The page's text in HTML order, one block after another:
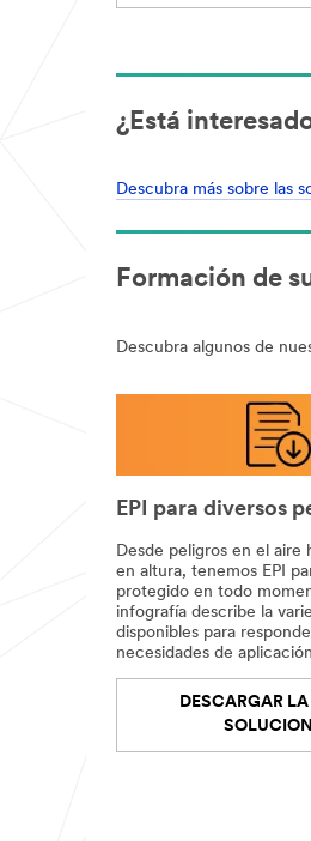
¿Está
Descubra más sobre las
Formación de
Descubra algunos de
EPI para diversos
Desde peligros en el aire
en altura, tenemos EPI
protegido en todo
infografía describe la
disponibles para
necesidades de
DESCARGAR